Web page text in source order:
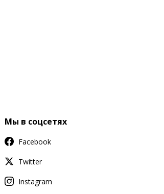
Мы в соцсетях
Facebook
Twitter
Instagram